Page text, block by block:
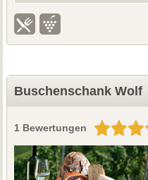
Buschenschank Wolf
1 Bewertungen